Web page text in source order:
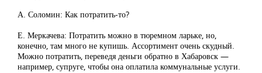
А. Соломин: Как потратить-то?
Е. Меркачева: Потратить можно в тюремном ларьке, но,
конечно, там много не купишь. Ассортимент очень скудный.
Можно потратить, переведя деньги обратно в Хабаровск —
например, супруге, чтобы она оплатила коммунальные услуги.